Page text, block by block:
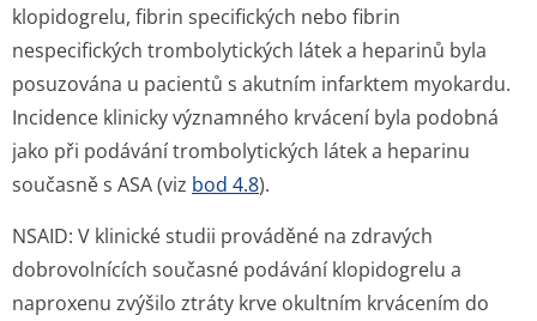
klopidogrelu, fibrin specifických nebo fibrin
nespecifických trombolytických látek a heparinů byla
posuzována u pacientů s akutním infarktem myokardu.
Incidence klinicky významného krvácení byla podobná
jako při podávání trombolytických látek a heparinu
současně s ASA (viz bod 4.8).
NSAID: V klinické studii prováděné na zdravých
dobrovolnících současné podávání klopidogrelu a
naproxenu zvýšilo ztráty krve okultním krvácením do